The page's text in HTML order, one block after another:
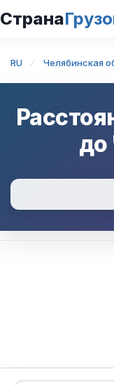
Страна
RU Челябинская
до